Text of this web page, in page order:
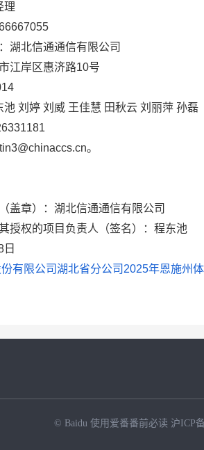
理
7055
湖北信通通信有限公司
江岸区惠济路10号
池 刘婷 刘威 王佳慧 田秋云 刘丽萍 孙磊
。
盖章）： 湖北信通通信有限公司
授权的项目负责人（签名）： 程东池
有限公司湖北省分公司2025年恩施州
© Baidu 使用爱番番前必读 沪ICP